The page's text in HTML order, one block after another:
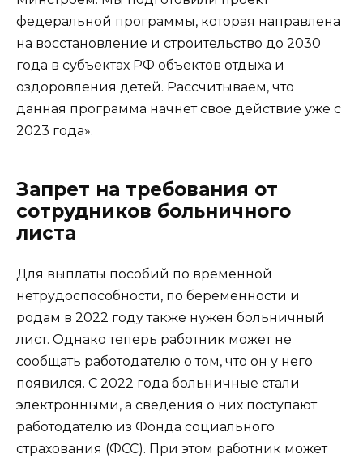
федеральной программы, которая направлена
на восстановление и строительство до 2030
года в субъектах РФ объектов отдыха и
оздоровления детей. Рассчитываем, что
данная программа начнет свое действие уже с
2023 года».
Запрет на требования от
сотрудников больничного
листа
Для выплаты пособий по временной
нетрудоспособности, по беременности и
родам в 2022 году также нужен больничный
лист. Однако теперь работник может не
сообщать работодателю о том, что он у него
появился. С 2022 года больничные стали
электронными, а сведения о них поступают
работодателю из Фонда социального
страхования (ФСС). При этом работник может